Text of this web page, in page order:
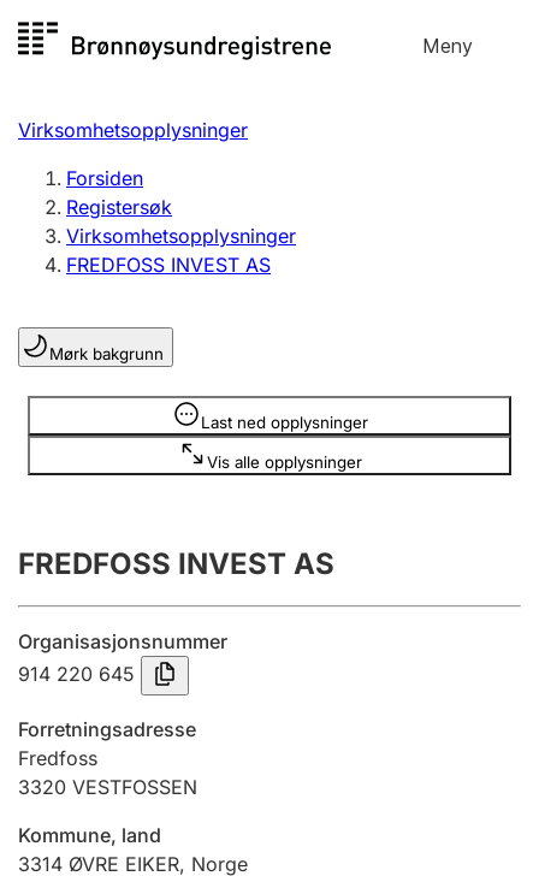
til
Meny
Registersøk
Aksjeselskap
Enkeltpersonforetak
Registrere, endre, slette
Lag og forening
Registrere, endre, slette
Årsregnskap
Innsending og forsinkelsesgebyr
Tinglysing
Jeger
Virksomhetsopplysninger
Forsiden
Registersøk
Virksomhetsopplysninger
FREDFOSS INVEST AS
Mørk bakgrunn
Last ned opplysninger
Vis alle opplysninger
Opplysninger er skjult
FREDFOSS INVEST AS
Organisasjonsnummer
914 220 645
Forretningsadresse
Fredfoss
3320 VESTFOSSEN
Kommune, land
3314 ØVRE EIKER, Norge